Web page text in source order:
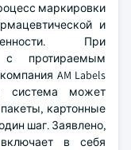
маркировки
и
При
с протираемым
AM Labels
система может
картонные
шаг. Заявлено,
в себя